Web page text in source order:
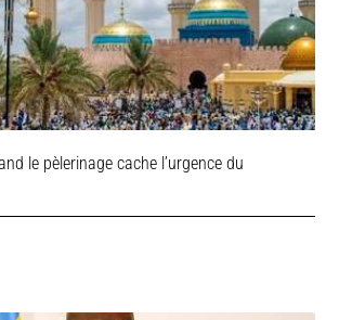
le pèlerinage cache l’urgence du